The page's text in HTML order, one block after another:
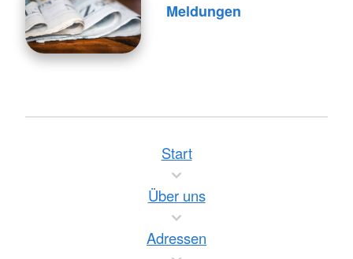
Meldungen
Start
Über uns
Adressen